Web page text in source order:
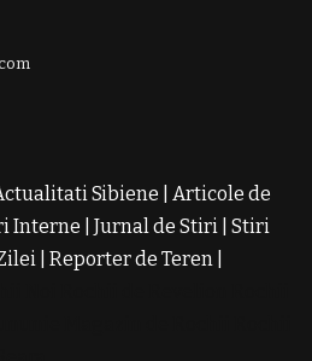
Sibiene
Articole de
Interne Jurnal de Stiri Stiri
Reporter de Teren